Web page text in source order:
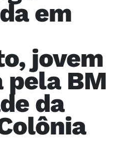
em
jovem
pela BM
da